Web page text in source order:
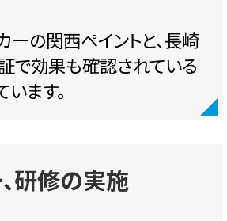
の関西ペイントと、長崎
で効果も確認されている
ます。
研修の実施